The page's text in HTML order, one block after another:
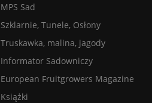
MPS Sad
Szklarnie, Tunele, Osłony
Truskawka, malina, jagody
Informator Sadowniczy
European Fruitgrowers Magazine
Książki